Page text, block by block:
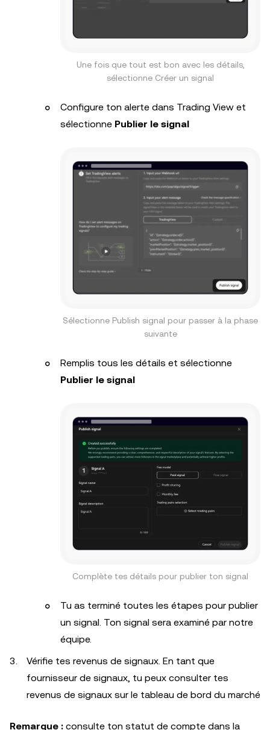
Une fois que tout est bon avec les détails,
sélectionne Créer un signal
Configure ton alerte dans Trading View et
sélectionne Publier le signal
Sélectionne Publish signal pour passer à la phase
suivante
Remplis tous les détails et sélectionne
Publier le signal
Complète tes détails pour publier ton signal
Tu as terminé toutes les étapes pour publier
un signal. Ton signal sera examiné par notre
équipe.
Vérifie tes revenus de signaux. En tant que
fournisseur de signaux, tu peux consulter tes
revenus de signaux sur le tableau de bord du marché
Remarque : consulte ton statut de compte dans la